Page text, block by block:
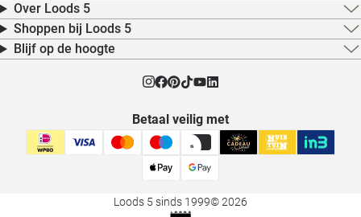
Over Loods 5
Shoppen bij Loods 5
Blijf op de hoogte
Betaal veilig met
Loods 5 sinds 1999© 2026